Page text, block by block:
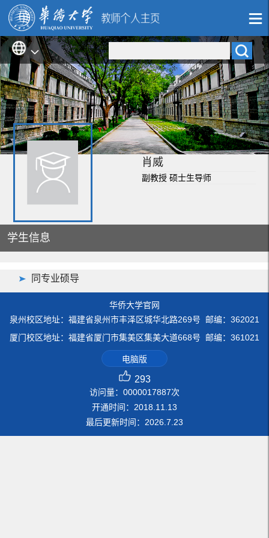
肖威
副教授 硕士生导师
学生信息
同专业硕导
华侨大学官网
泉州校区地址：福建省泉州市丰泽区城华北路269号 邮编：362021
厦门校区地址：福建省厦门市集美区集美大道668号 邮编：361021
电脑版
293
访问量： 0000017887次
开通时间： 2018 11 13
最后更新时间： 2026 7 23